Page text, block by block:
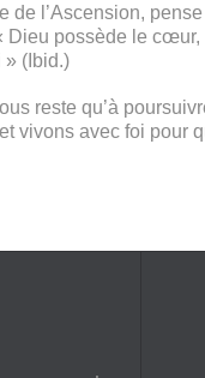
de l’Ascension,
Dieu possède le
» (Ibid.)
reste qu’à
vivons avec foi pour